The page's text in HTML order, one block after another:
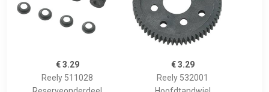
€ 3.29
Reely 511028
€ 3.29
Reely 532001